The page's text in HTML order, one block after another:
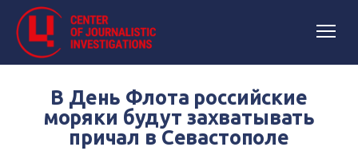
В День Флота российские
моряки будут захватывать
причал в Севастополе